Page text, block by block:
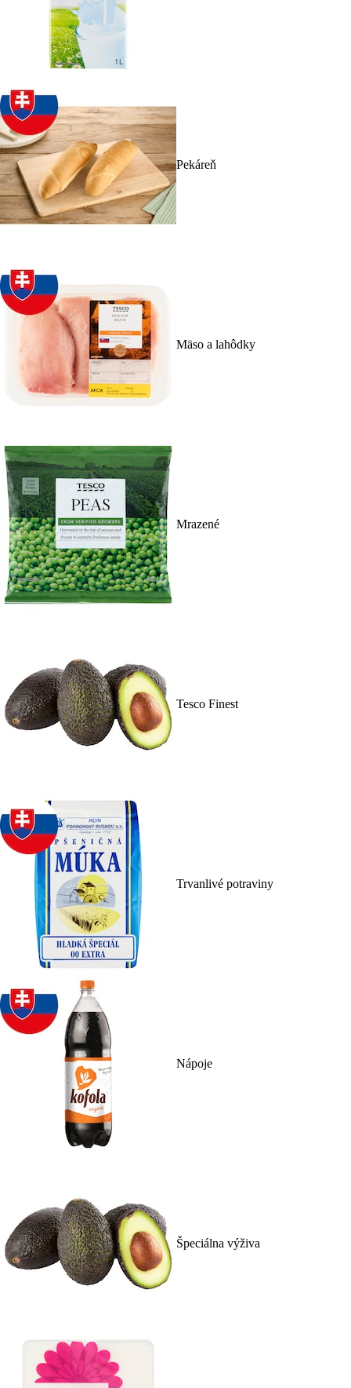
Pekáreň
Mäso a lahôdky
Mrazené
Tesco Finest
Trvanlivé potraviny
Nápoje
Špeciálna výživa